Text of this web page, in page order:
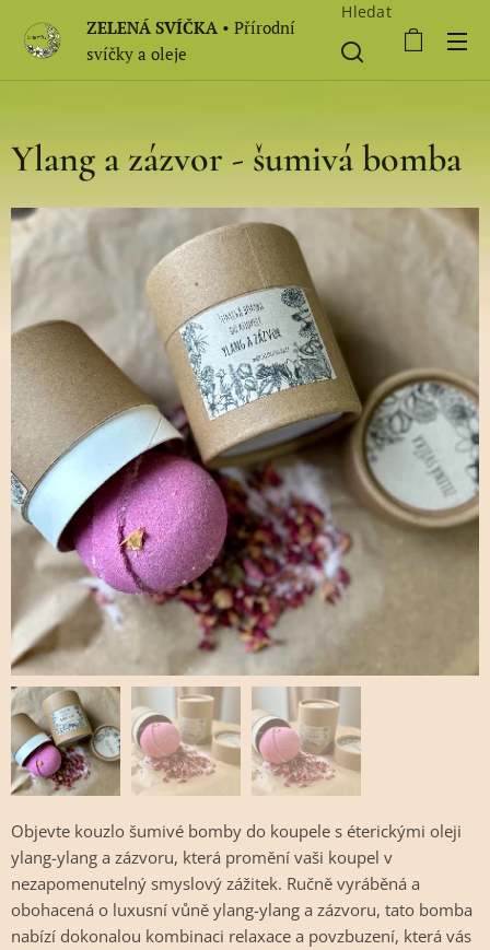
ZELENÁ SVÍČKA • Přírodní
svíčky a oleje
Hledat
Ylang a zázvor - šumivá bomba
Objevte kouzlo šumivé bomby do koupele s éterickými oleji
ylang-ylang a zázvoru, která promění vaši koupel v
nezapomenutelný smyslový zážitek. Ručně vyráběná a
obohacená o luxusní vůně ylang-ylang a zázvoru, tato bomba
nabízí dokonalou kombinaci relaxace a povzbuzení, která vás